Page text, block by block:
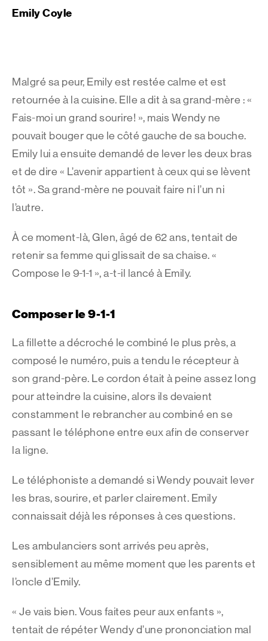
Emily Coyle
Malgré sa peur, Emily est restée calme et est
retournée à la cuisine. Elle a dit à sa grand-mère : «
Fais-moi un grand sourire! », mais Wendy ne
pouvait bouger que le côté gauche de sa bouche.
Emily lui a ensuite demandé de lever les deux bras
et de dire « L’avenir appartient à ceux qui se lèvent
tôt ». Sa grand-mère ne pouvait faire ni l’un ni
l’autre.
À ce moment-là, Glen, âgé de 62 ans, tentait de
retenir sa femme qui glissait de sa chaise. «
Compose le 9-1-1 », a-t-il lancé à Emily.
Composer le 9-1-1
La fillette a décroché le combiné le plus près, a
composé le numéro, puis a tendu le récepteur à
son grand-père. Le cordon était à peine assez long
pour atteindre la cuisine, alors ils devaient
constamment le rebrancher au combiné en se
passant le téléphone entre eux afin de conserver
la ligne.
Le téléphoniste a demandé si Wendy pouvait lever
les bras, sourire, et parler clairement. Emily
connaissait déjà les réponses à ces questions.
Les ambulanciers sont arrivés peu après,
sensiblement au même moment que les parents et
l’oncle d’Emily.
« Je vais bien. Vous faites peur aux enfants »,
tentait de répéter Wendy d’une prononciation mal